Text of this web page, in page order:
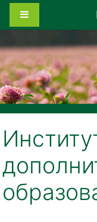
Перейти к основному
Боковая панель